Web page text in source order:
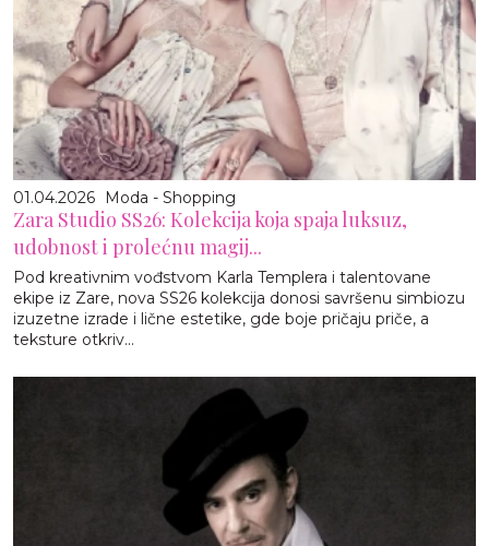
01.04.2026 Moda - Shopping
Zara Studio SS26: Kolekcija koja spaja luksuz,
udobnost i prolećnu magij...
Pod kreativnim vođstvom Karla Templera i talentovane
ekipe iz Zare, nova SS26 kolekcija donosi savršenu simbiozu
izuzetne izrade i lične estetike, gde boje pričaju priče, a
teksture otkriv...